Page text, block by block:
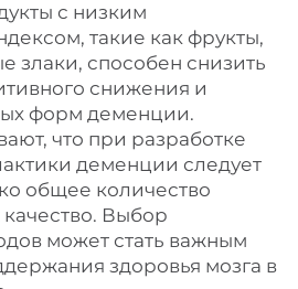
с низким
такие как фрукты,
злаки, способен снизить
снижения и
форм деменции.
что при разработке
деменции следует
общее количество
качество. Выбор
может стать важным
здоровья мозга в